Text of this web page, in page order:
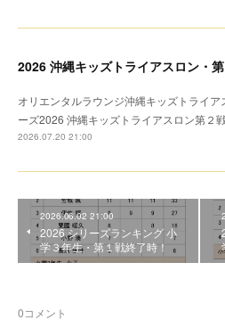
オリエンタルラウンジ沖縄キッズトライア
ーズ2026 沖縄キッズトライアスロン第２
2026.07.20 21:00
2026.06.02 21:00
2026 シリーズランキング 小
学３年生・第１戦終了時！
0コメント